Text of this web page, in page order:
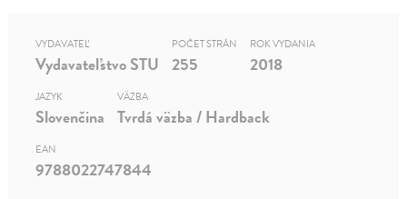
VYDAVATEĽ
Vydavateľstvo STU
POČET STRÁN
255
ROK VYDANIA
2018
JAZYK
Slovenčina
VÄZBA
Tvrdá väzba / Hardback
EAN
9788022747844